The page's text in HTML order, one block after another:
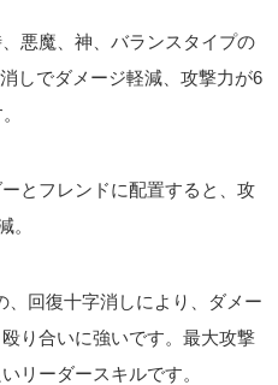
悪魔、神、バランスタイプの
しでダメージ軽減、攻撃力が6
とフレンドに配置すると、攻
。
、回復十字消しにより、ダメー
り合いに強いです。最大攻撃
リーダースキルです。